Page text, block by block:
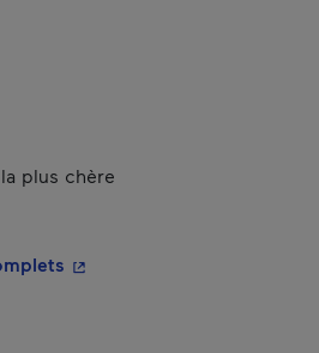
plus chère
- Cet hyperlien s'ouvrira